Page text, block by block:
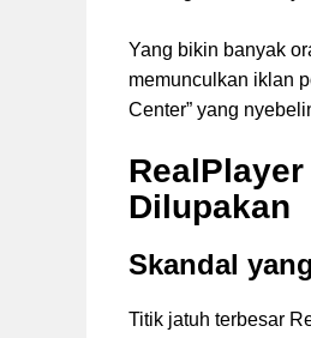
Yang bikin banyak
memunculkan iklan
Center” yang
Dilupakan
Skandal
Titik jatuh terbesar